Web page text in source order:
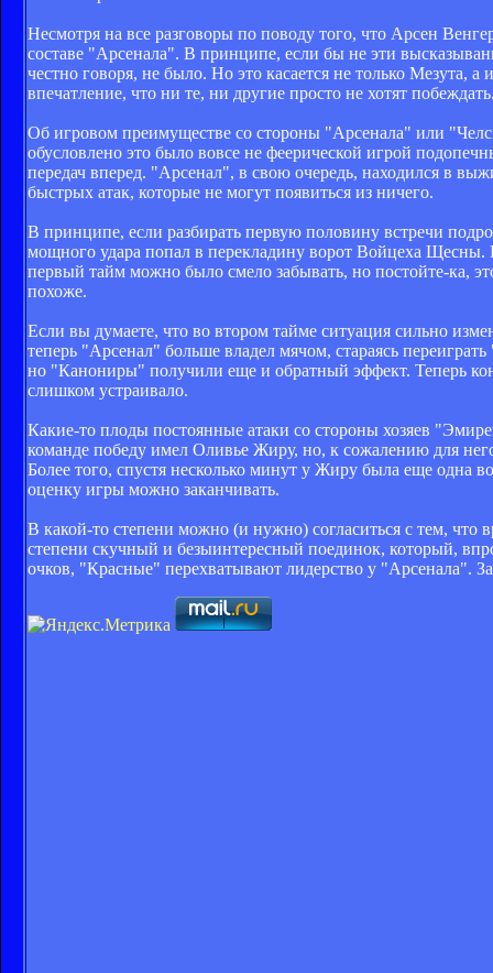
Несмотря на все разговоры по поводу того, что Арсен
составе "Арсенала". В принципе, если бы не эти
честно говоря, не было. Но это касается не только Мезута,
впечатление, что ни те, ни другие просто не хотят
Об игровом преимуществе со стороны "Арсенала" или
обусловлено это было вовсе не феерической игрой
передач вперед. "Арсенал", в свою очередь, находился в
быстрых атак, которые не могут появиться из ничего.
В принципе, если разбирать первую половину встречи
мощного удара попал в перекладину ворот Войцеха
первый тайм можно было смело забывать, но постойте-ка,
похоже.
Если вы думаете, что во втором тайме ситуация сильно
теперь "Арсенал" больше владел мячом, стараясь
но "Канониры" получили еще и обратный эффект. Теперь
слишком устраивало.
Какие-то плоды постоянные атаки со стороны хозяев
команде победу имел Оливье Жиру, но, к сожалению для
Более того, спустя несколько минут у Жиру была еще одна
оценку игры можно заканчивать.
В какой-то степени можно (и нужно) согласиться с тем, что
степени скучный и безыинтересный поединок, который,
очков, "Красные" перехватывают лидерство у "Арсенала".